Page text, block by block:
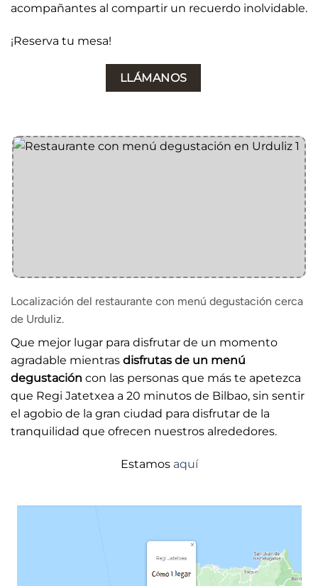
acompañantes al compartir un recuerdo inolvidable.
¡Reserva tu mesa!
LLÁMANOS
Localización del restaurante con menú degustación cerca
de Urduliz.
Que mejor lugar para disfrutar de un momento
agradable mientras disfrutas de un menú
degustación con las personas que más te apetezca
que Regi Jatetxea a 20 minutos de Bilbao, sin sentir
el agobio de la gran ciudad para disfrutar de la
tranquilidad que ofrecen nuestros alrededores.
Estamos aquí